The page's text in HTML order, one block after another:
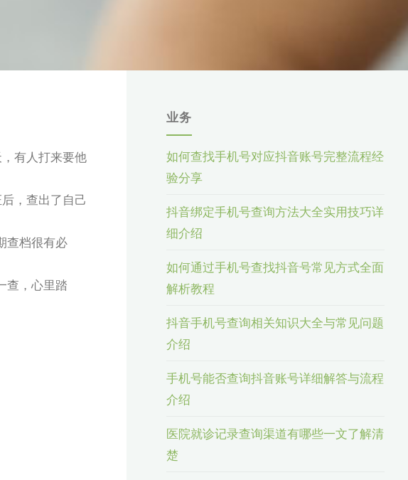
有人打来要他
，查出了自己
查档很有必
查，心里踏
业务
如何查找手机号对应抖音账号完整流程经
验分享
抖音绑定手机号查询方法大全实用技巧详
细介绍
如何通过手机号查找抖音号常见方式全面
解析教程
抖音手机号查询相关知识大全与常见问题
介绍
手机号能否查询抖音账号详细解答与流程
介绍
医院就诊记录查询渠道有哪些一文了解清
楚